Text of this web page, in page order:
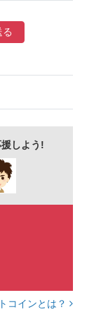
しよう!
コインとは？